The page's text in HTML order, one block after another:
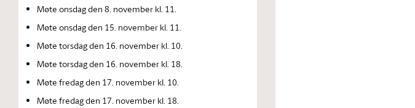
Møte onsdag den 8. november kl. 11.
Møte onsdag den 15. november kl. 11.
Møte torsdag den 16. november kl. 10.
Møte torsdag den 16. november kl. 18.
Møte fredag den 17. november kl. 10.
Møte fredag den 17. november kl. 18.